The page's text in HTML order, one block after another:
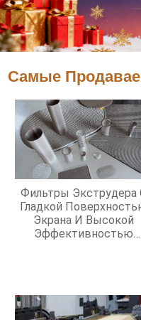
Самые
Фильтры Экструдера
Гладкой
Экрана И Высокой
Эффективностью